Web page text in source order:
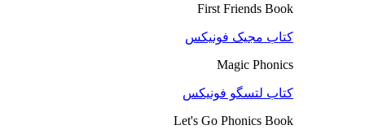
First Friends Book
کتاب مجیک فونیکس
Magic Phonics
کتاب لتسگو فونیکس
Let's Go Phonics Book